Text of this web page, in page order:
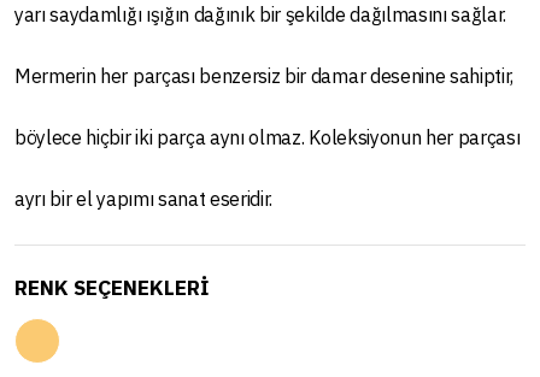
yarı saydamlığı ışığın dağınık bir şekilde dağılmasını sağlar.
Mermerin her parçası benzersiz bir damar desenine sahiptir,
böylece hiçbir iki parça aynı olmaz. Koleksiyonun her parçası
ayrı bir el yapımı sanat eseridir.
RENK SEÇENEKLERİ